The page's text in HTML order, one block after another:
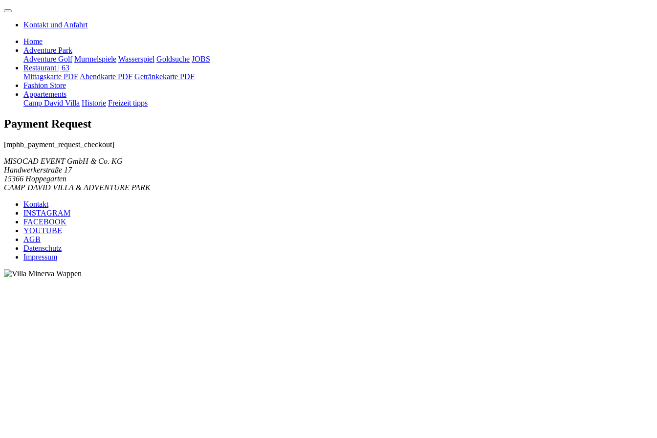
Kontakt und Anfahrt
Home
Adventure Park
Adventure Golf Murmelspiele Wasserspiel Goldsuche JOBS
Restaurant | 63
Mittagskarte PDF Abendkarte PDF Getränkekarte PDF
Fashion Store
Appartements
Camp David Villa Historie Freizeit tipps
Payment Request
[mphb_payment_request_checkout]
MISOCAD EVENT GmbH & Co. KG
Handwerkerstraße 17
15366 Hoppegarten
CAMP DAVID VILLA & ADVENTURE PARK
Kontakt
INSTAGRAM
FACEBOOK
YOUTUBE
AGB
Datenschutz
Impressum